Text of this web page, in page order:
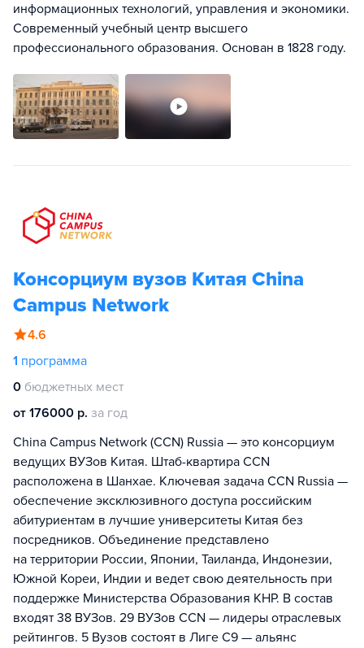
информационных технологий, управления и экономики.
Современный учебный центр высшего
профессионального образования. Основан в 1828 году.
Консорциум вузов Китая China
Campus Network
4.6
1 программа
0 бюджетных мест
от 176000 р. за год
China Campus Network (CCN) Russia — это консорциум
ведущих ВУЗов Китая. Штаб-квартира ССN
расположена в Шанхае. Ключевая задача CCN Russia —
обеспечение эксклюзивного доступа российским
абитуриентам в лучшие университеты Китая без
посредников. Объединение представлено
на территории России, Японии, Таиланда, Индонезии,
Южной Кореи, Индии и ведет свою деятельность при
поддержке Министерства Образования КНР. В состав
входят 38 ВУЗов. 29 ВУЗов CCN — лидеры отраслевых
рейтингов. 5 Вузов состоят в Лиге С9 — альянс